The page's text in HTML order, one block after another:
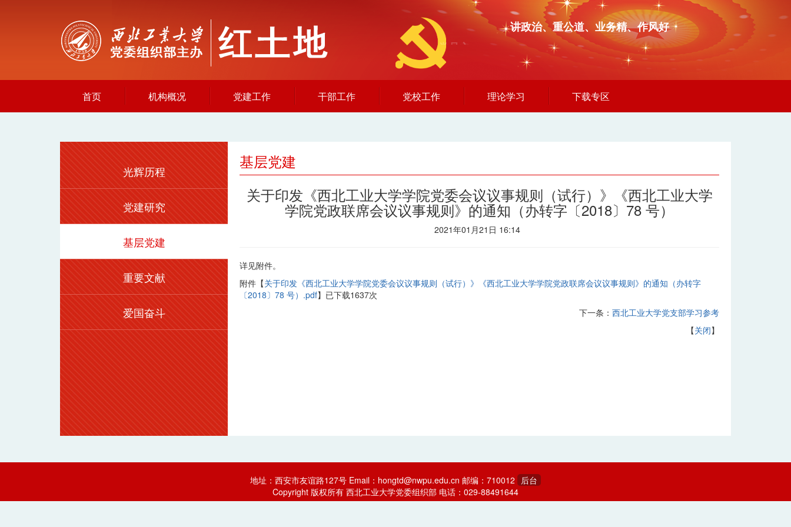
讲政治、重公道、业务精、作风好
党员之家、
人才之家
首页 机构概况 党建工作 干部工作 党校工作 理论学习 下载专区
光辉历程
党建研究
基层党建
重要文献
爱国奋斗
基层党建
关于印发《西北工业大学学院党委会议议事规则（试行）》《西北工业大学
学院党政联席会议议事规则》的通知（办转字〔2018〕78 号）
2021年01月21日 16:14
详见附件。
附件【关于印发《西北工业大学学院党委会议议事规则（试行）》《西北工业大学学院党政联席会议议事规则》的通知（办转字
〔2018〕78 号）.pdf】已下载1637次
下一条： 西北工业大学党支部学习参考
【关闭】
地址：西安市友谊路127号 Email：hongtd@nwpu.edu.cn 邮编：710012
Copyright 版权所有 西北工业大学党委组织部 电话：029-88491644